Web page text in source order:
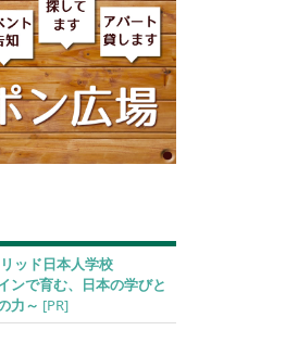
ッド日本人学校
ンで育む、日本の学びと
力～ [PR]